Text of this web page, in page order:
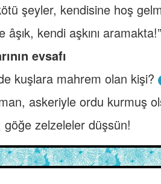
şeyler, kendisine hoş
kendi aşkını aramakta!”
evsafı
kuşlara mahrem olan kişi?
askeriyle ordu kurmuş
zelzeleler düşsün!